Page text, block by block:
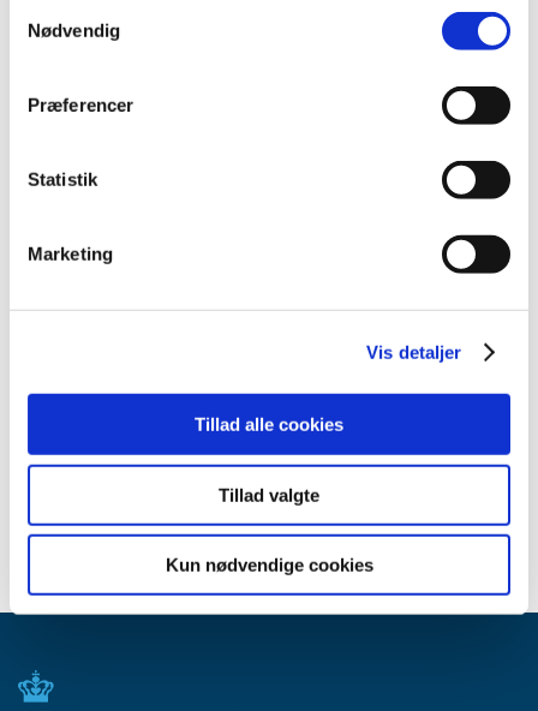
Nødvendig
Præferencer
Statistik
Marketing
Vis detaljer
Tillad alle cookies
Tillad valgte
Kun nødvendige cookies
2019 (41)
2017 (36)
2015 (31)
2012 (44)
2006 (9)